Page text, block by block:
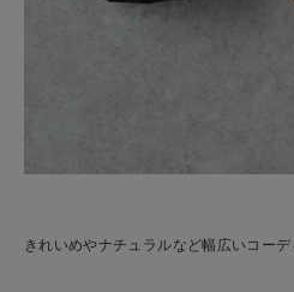
きれいめやナチュラルなど幅広いコーデ